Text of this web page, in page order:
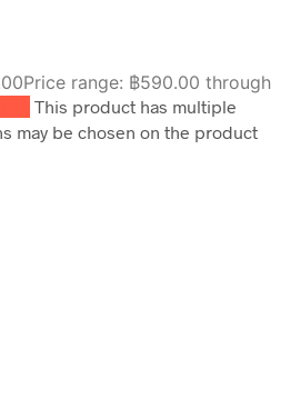
Price range: ฿590.00 through
This product has multiple
may be chosen on the product